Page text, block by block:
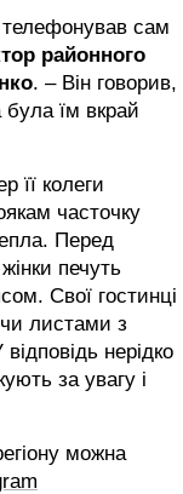
сам
районного
. – Він говорив,
їм вкрай
її колеги
часточку
Перед
печуть
Свої гостинці
листами з
нерідко
за увагу і
можна